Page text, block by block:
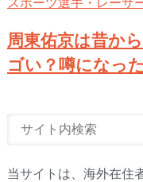
スポーツ選手・レーサ
周東佑京は昔か
ゴい？噂になっ
当サイトは、海外在住